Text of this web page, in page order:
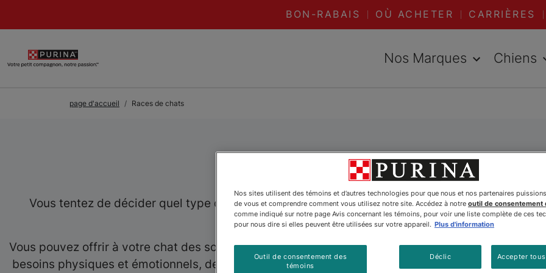
BON-RABAIS OÙ ACHETER CARRIÈRES
Nos Marques Chiens
page d'accueil Races de chats
Races de chats
Vous tentez de décider quel type de chat convient à votre famille? Parcourez notre liste de
meilleur chat pour vous.
Vous pouvez offrir à votre chat des soins mieux adaptés à ses besoins si vous connaissez les
besoins physiques et émotionnels, des exigences en matière d’exercice en passant par
Nos sites utilisent des témoins et d’autres technologies pour que nous et nos partenaires
de vous et comprendre comment vous utilisez notre site. Accédez à notre outil de consentement
comme indiqué sur notre page Avis concernant les témoins, pour voir une liste complète de ces
pour nous dire si elles peuvent être utilisées sur votre appareil. Plus d'information
Déclic Accepter
Outil de consentement des
témoins